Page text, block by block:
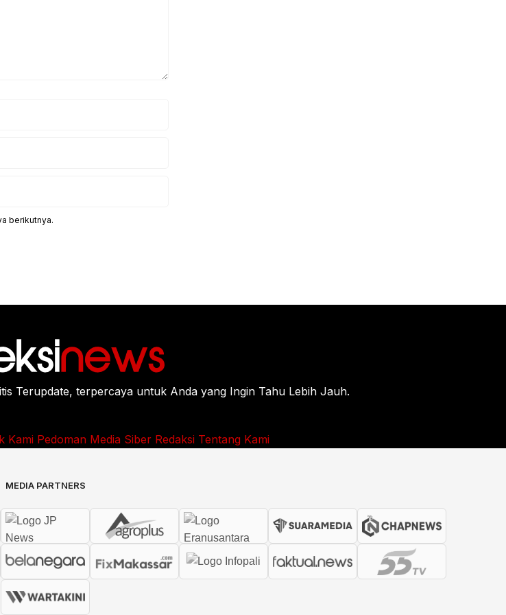
berikutnya.
Terupdate, terpercaya untuk Anda yang Ingin Tahu Lebih Jauh.
Kami Pedoman Media Siber Redaksi Tentang Kami
MEDIA PARTNERS